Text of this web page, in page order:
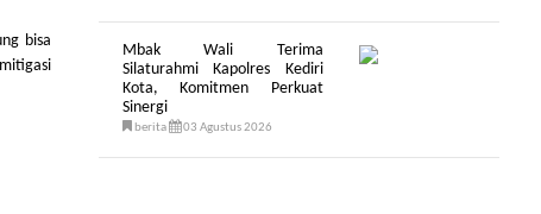
bisa
Mbak Wali Terima
Silaturahmi Kapolres Kediri
Kota, Komitmen Perkuat
Sinergi
berita 03 Agustus 2026